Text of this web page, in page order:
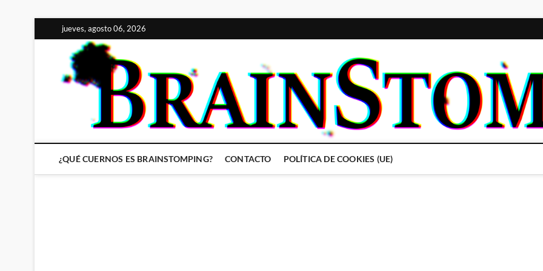
al
contenido
jueves, agosto 06, 2026
¿QUÉ CUERNOS ES BRAINSTOMPING? CONTACTO POLÍTICA DE COOKIES (UE)